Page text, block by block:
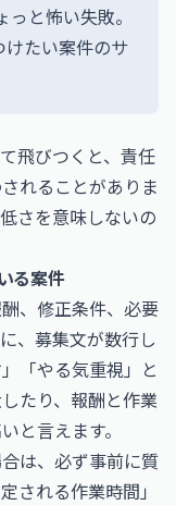
と怖い失敗。
けたい案件のサ
飛びつくと、責任
れることがありま
さを意味しないの
る案件
、修正条件、必要
、募集文が数行し
「やる気重視」と
たり、報酬と作業
と言えます。
は、必ず事前に質
される作業時間」